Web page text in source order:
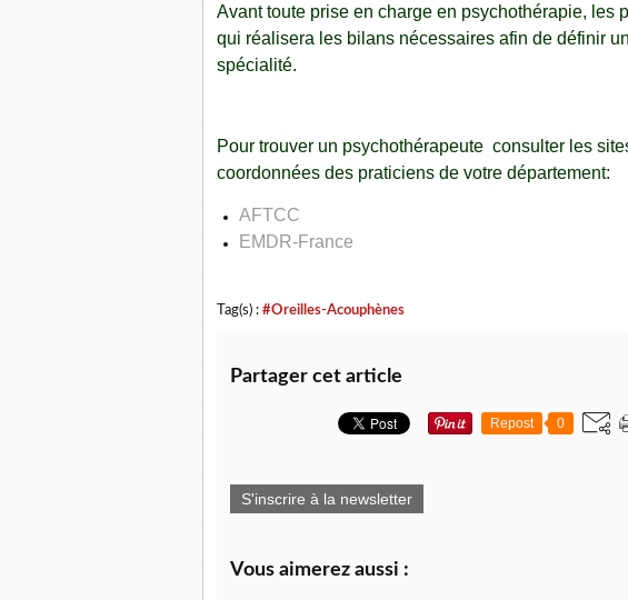
Avant toute prise en charge en psychothérapie, les
qui réalisera les bilans nécessaires afin de définir
spécialité.
Pour trouver un psychothérapeute consulter les
coordonnées des praticiens de votre département:
AFTCC
EMDR-France
Tag(s) : #Oreilles-Acouphènes
Partager cet article
Repost 0
S'inscrire à la newsletter
Vous aimerez aussi :